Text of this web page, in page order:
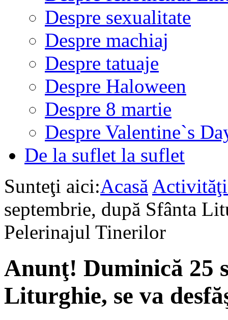
Despre sexualitate
Despre machiaj
Despre tatuaje
Despre Haloween
Despre 8 martie
Despre Valentine`s
De la suflet la suflet
Sunteţi aici:Acasă
septembrie, după Sfânta
Pelerinajul Tinerilor
Anunţ! Duminică 25
Liturghie, se va